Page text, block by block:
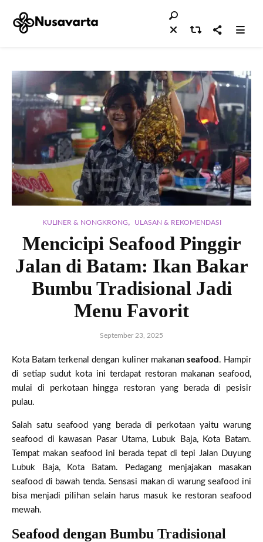
KULINER & NONGKRONG, ULASAN & REKOMENDASI
Mencicipi Seafood Pinggir
Jalan di Batam: Ikan Bakar
Bumbu Tradisional Jadi
Menu Favorit
September 23, 2025
Kota Batam terkenal dengan kuliner makanan seafood . Hampir
di setiap sudut kota ini terdapat restoran makanan seafood,
mulai di perkotaan hingga restoran yang berada di pesisir
pulau.
Salah satu seafood yang berada di perkotaan yaitu warung
seafood di kawasan Pasar Utama, Lubuk Baja, Kota Batam.
Tempat makan seafood ini berada tepat di tepi Jalan Duyung
Lubuk Baja, Kota Batam. Pedagang menjajakan masakan
seafood di bawah tenda. Sensasi makan di warung seafood ini
bisa menjadi pilihan selain harus masuk ke restoran seafood
mewah.
Seafood dengan Bumbu Tradisional